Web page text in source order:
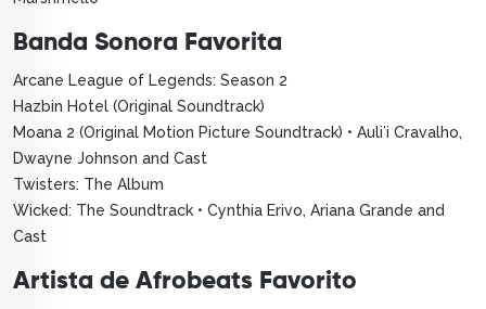
Banda Sonora Favorita
Arcane League of Legends: Season 2
Hazbin Hotel (Original Soundtrack)
Moana 2 (Original Motion Picture Soundtrack) • Auliʻi Cravalho,
Dwayne Johnson and Cast
Twisters: The Album
Wicked: The Soundtrack • Cynthia Erivo, Ariana Grande and
Cast
Artista de Afrobeats Favorito